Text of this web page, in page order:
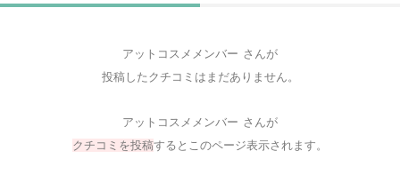
アットコスメメンバー さんが
投稿したクチコミはまだありません。
アットコスメメンバー さんが
クチコミを投稿するとこのページ表示されます。